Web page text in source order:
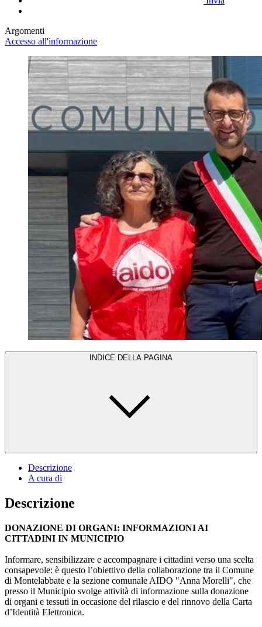
Argomenti
Accesso all'informazione
INDICE DELLA PAGINA
Descrizione
A cura di
Descrizione
DONAZIONE DI ORGANI: INFORMAZIONI AI
CITTADINI IN MUNICIPIO
Informare, sensibilizzare e accompagnare i cittadini verso una scelta
consapevole: è questo l’obiettivo della collaborazione tra il Comune
di Montelabbate e la sezione comunale AIDO "Anna Morelli", che
presso il Municipio svolge attività di informazione sulla donazione
di organi e tessuti in occasione del rilascio e del rinnovo della Carta
d’Identità Elettronica.